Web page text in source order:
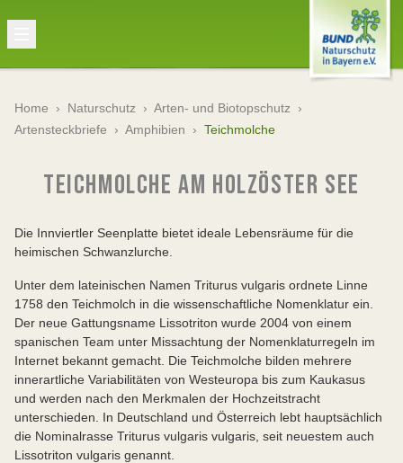
Home › Naturschutz › Arten- und Biotopschutz ›
Artensteckbriefe › Amphibien › Teichmolche
TEICHMOLCHE AM HOLZÖSTER SEE
Die Innviertler Seenplatte bietet ideale Lebensräume für die
heimischen Schwanzlurche.
Unter dem lateinischen Namen Triturus vulgaris ordnete Linne
1758 den Teichmolch in die wissenschaftliche Nomenklatur ein.
Der neue Gattungsname Lissotriton wurde 2004 von einem
spanischen Team unter Missachtung der Nomenklaturregeln im
Internet bekannt gemacht. Die Teichmolche bilden mehrere
innerartliche Variabilitäten von Westeuropa bis zum Kaukasus
und werden nach den Merkmalen der Hochzeitstracht
unterschieden. In Deutschland und Österreich lebt hauptsächlich
die Nominalrasse Triturus vulgaris vulgaris, seit neuestem auch
Lissotriton vulgaris genannt.